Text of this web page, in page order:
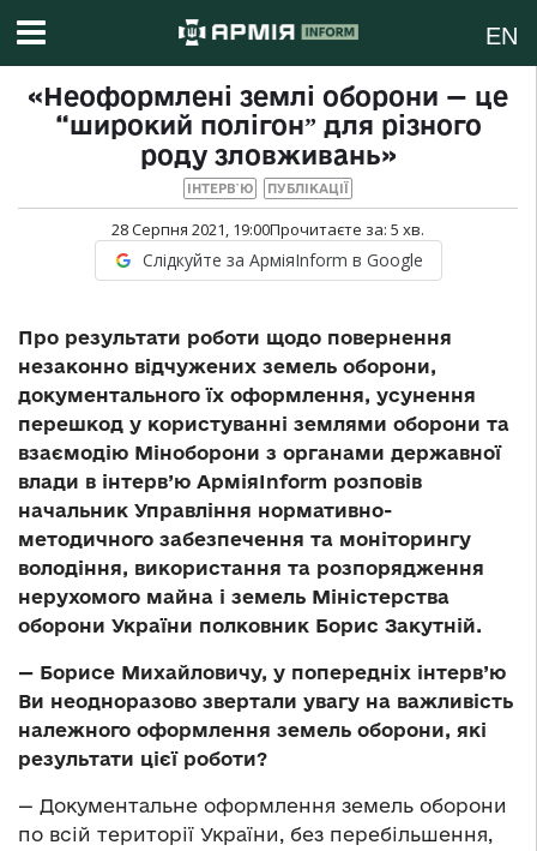
EN
«Неоформлені землі оборони — це
“широкий полігонˮ для різного
роду зловживань»
ІНТЕРВ`Ю ПУБЛІКАЦІЇ
28 Серпня 2021, 19:00Прочитаєте за: 5 хв.
Слідкуйте за АрміяInform в Google
Про результати роботи щодо повернення
незаконно відчужених земель оборони,
документального їх оформлення, усунення
перешкод у користуванні землями оборони та
взаємодію Міноборони з органами державної
влади в інтерв’ю АрміяInform розповів
начальник Управління нормативно-
методичного забезпечення та моніторингу
володіння, використання та розпорядження
нерухомого майна і земель Міністерства
оборони України полковник Борис Закутній.
— Борисе Михайловичу, у попередніх інтерв’ю
Ви неодноразово звертали увагу на важливість
належного оформлення земель оборони, які
результати цієї роботи?
— Документальне оформлення земель оборони
по всій території України, без перебільшення,